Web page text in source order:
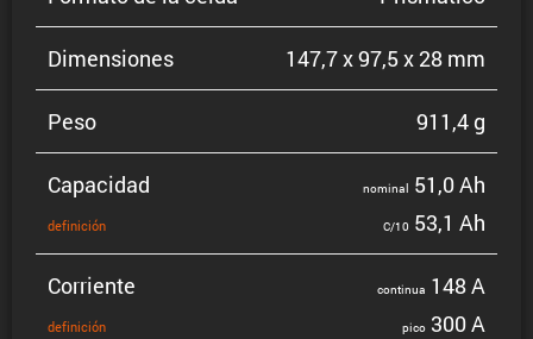
Dimen­siones 147,7 x 97,5 x 28 mm
Peso 911,4 g
Capacidad
defini­ción
nominal 51,0 Ah
C/10 53,1 Ah
Corriente
defini­ción
continua 148 A
pico 300 A